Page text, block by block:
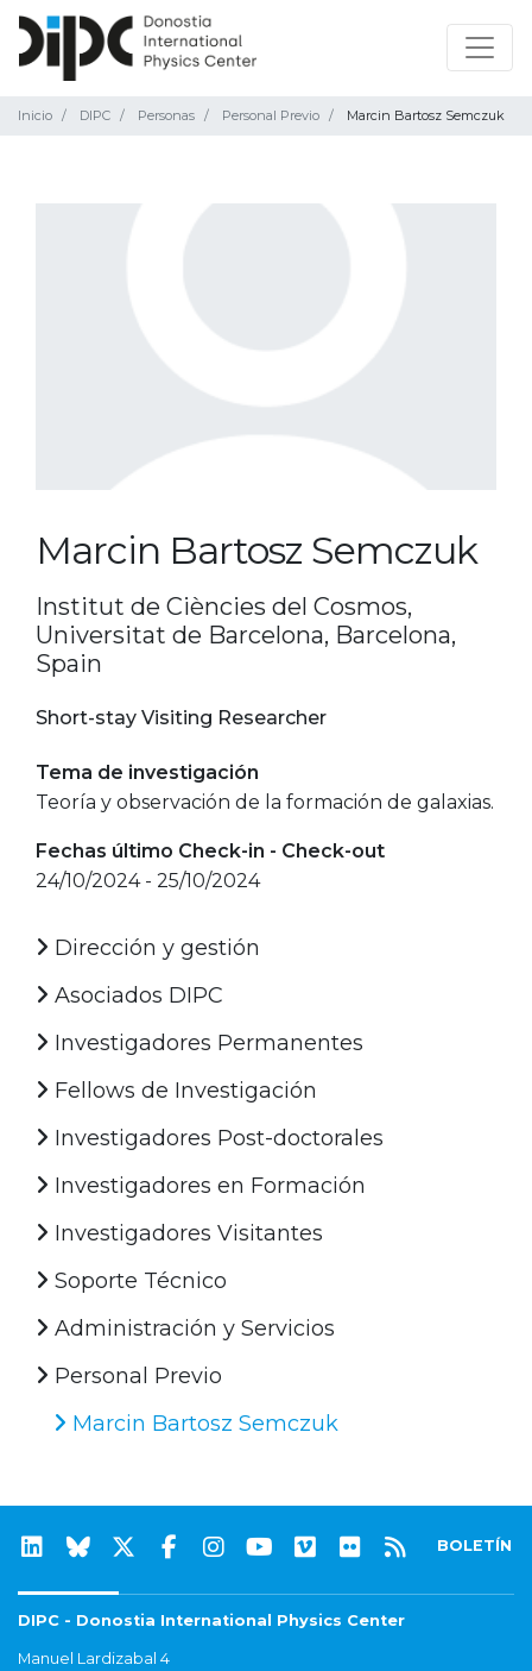
Inicio DIPC Personas Personal Previo Marcin Bartosz Semczuk
Marcin Bartosz Semczuk
Institut de Ciències del Cosmos,
Universitat de Barcelona, Barcelona,
Spain
Short-stay Visiting Researcher
Tema de investigación
Teoría y observación de la formación de galaxias.
Fechas último Check-in - Check-out
24/10/2024 - 25/10/2024
Dirección y gestión
Asociados DIPC
Investigadores Permanentes
Fellows de Investigación
Investigadores Post-doctorales
Investigadores en Formación
Investigadores Visitantes
Soporte Técnico
Administración y Servicios
Personal Previo
Marcin Bartosz Semczuk
BOLETÍN
DIPC - Donostia International Physics Center
Manuel Lardizabal 4